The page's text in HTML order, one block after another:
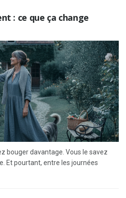
: ce que ça change
bouger davantage. Vous le savez
Et pourtant, entre les journées